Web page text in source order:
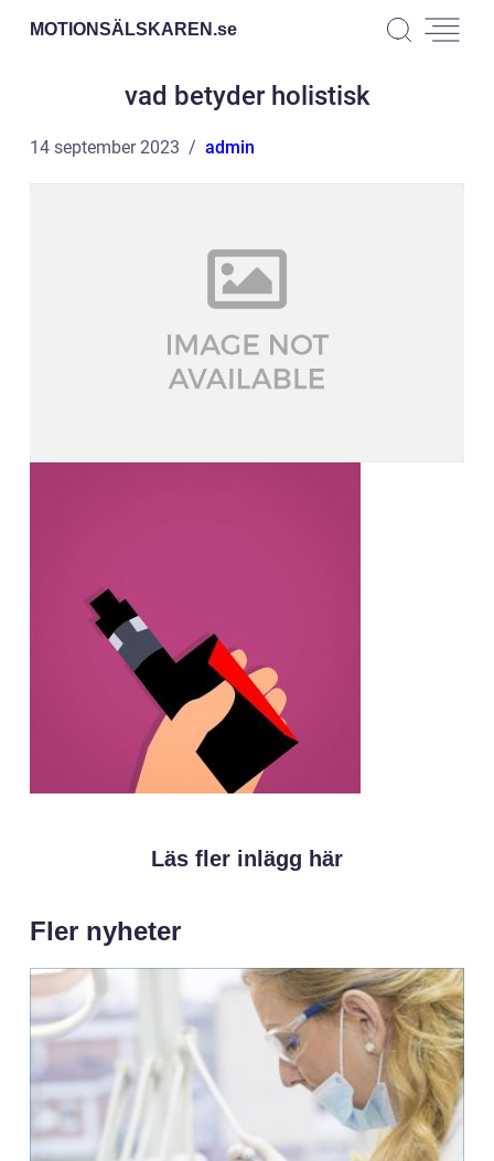
MOTIONSÄLSKAREN.se
vad betyder holistisk
14 september 2023 admin
Läs fler inlägg här
Fler nyheter